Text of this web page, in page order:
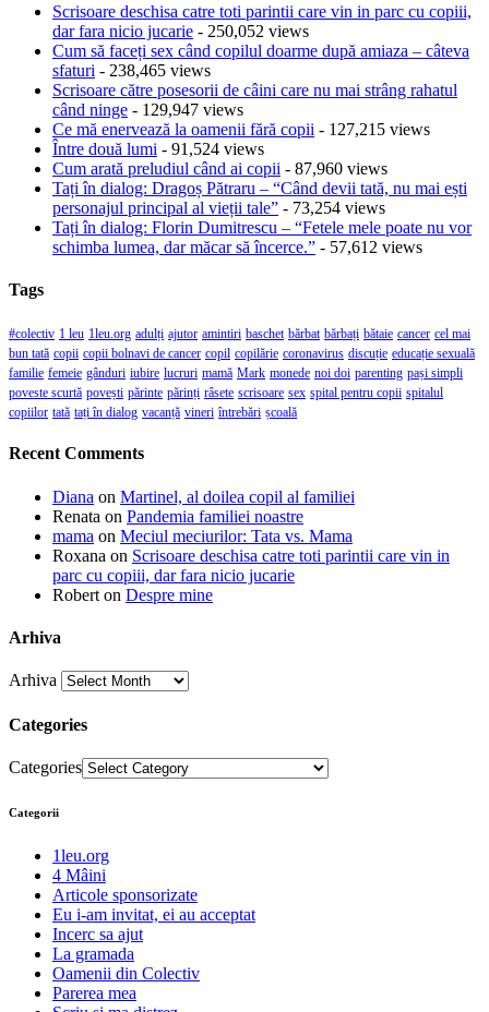
Scrisoare deschisa catre toti parintii care vin in parc cu copiii,
dar fara nicio jucarie - 250,052 views
Cum să faceți sex când copilul doarme după amiaza – câteva
sfaturi - 238,465 views
Scrisoare către posesorii de câini care nu mai strâng rahatul
când ninge - 129,947 views
Ce mă enervează la oamenii fără copii - 127,215 views
Între două lumi - 91,524 views
Cum arată preludiul când ai copii - 87,960 views
Tați în dialog: Dragoș Pătraru – “Când devii tată, nu mai ești
personajul principal al vieții tale” - 73,254 views
Tați în dialog: Florin Dumitrescu – “Fetele mele poate nu vor
schimba lumea, dar măcar să încerce.” - 57,612 views
Tags
#colectiv 1 leu 1leu.org adulți ajutor amintiri baschet bărbat bărbați bătaie cancer cel mai
bun tată copii copii bolnavi de cancer copil copilărie coronavirus discuție educație sexuală
familie femeie gânduri iubire lucruri mamă Mark monede noi doi parenting pași simpli
poveste scurtă povești părinte părinți râsete scrisoare sex spital pentru copii spitalul
copiilor tată tați în dialog vacanță vineri întrebări școală
Recent Comments
Diana on Martinel, al doilea copil al familiei
Renata on Pandemia familiei noastre
mama on Meciul meciurilor: Tata vs. Mama
Roxana on Scrisoare deschisa catre toti parintii care vin in
parc cu copiii, dar fara nicio jucarie
Robert on Despre mine
Arhiva
Arhiva
Categories
Categories
Categorii
1leu.org
4 Mâini
Articole sponsorizate
Eu i-am invitat, ei au acceptat
Incerc sa ajut
La gramada
Oamenii din Colectiv
Parerea mea